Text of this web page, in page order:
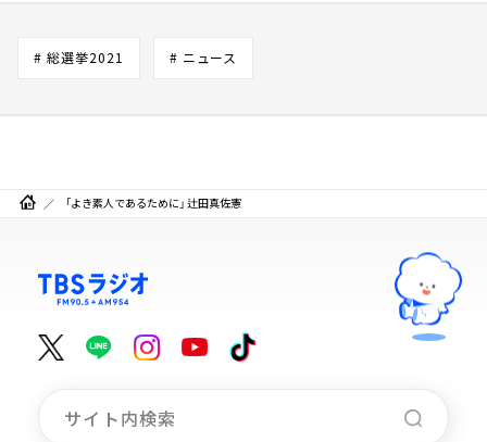
# 総選挙2021 # ニュース
「よき素人であるために」 辻田真佐憲